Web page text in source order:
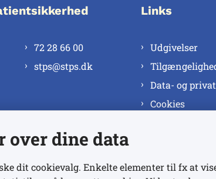
72 28 66 00
stps@stps.dk
Links
Udgivelser
Data- og
Cookies
over dine data
dit cookievalg. Enkelte elementer til fx at